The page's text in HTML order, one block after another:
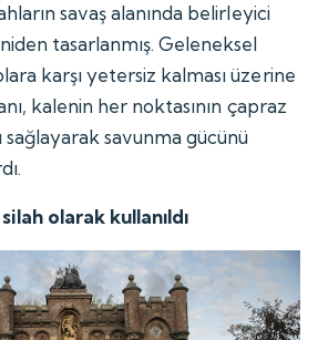
savaş alanında belirleyici
tasarlanmış. Geleneksel
karşı yetersiz kalması üzerine
kalenin her noktasının çapraz
sağlayarak savunma gücünü
olarak kullanıldı